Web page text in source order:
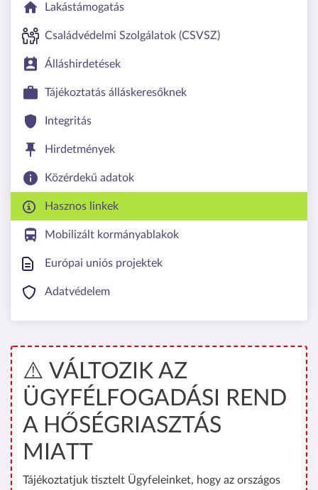
Lakástámogatás
Családvédelmi Szolgálatok (CSVSZ)
Álláshirdetések
Tájékoztatás álláskeresőknek
Integritás
Hirdetmények
Közérdekű adatok
Hasznos linkek
Mobilizált kormányablakok
Európai uniós projektek
Adatvédelem
⚠️ VÁLTOZIK AZ
ÜGYFÉLFOGADÁSI REND
A HŐSÉGRIASZTÁS
MIATT
Tájékoztatjuk tisztelt Ügyfeleinket, hogy az országos